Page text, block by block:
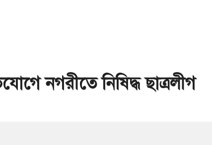
নগরীতে নিষিদ্ধ ছাত্রলীগ